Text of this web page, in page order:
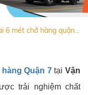
6 mét chở hàng quận...
Quận 7tạiVận
trải nghiệm chất